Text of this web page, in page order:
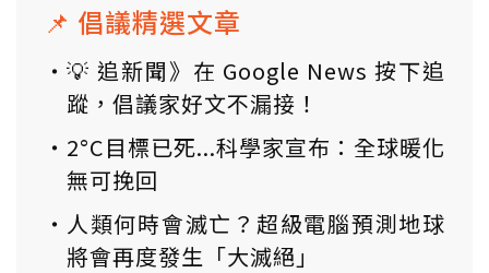
📌 倡議精選文章
💡 追新聞》在 Google News 按下追
蹤，倡議家好文不漏接！
2°C目標已死...科學家宣布：全球暖化
無可挽回
人類何時會滅亡？超級電腦預測地球
將會再度發生「大滅絕」